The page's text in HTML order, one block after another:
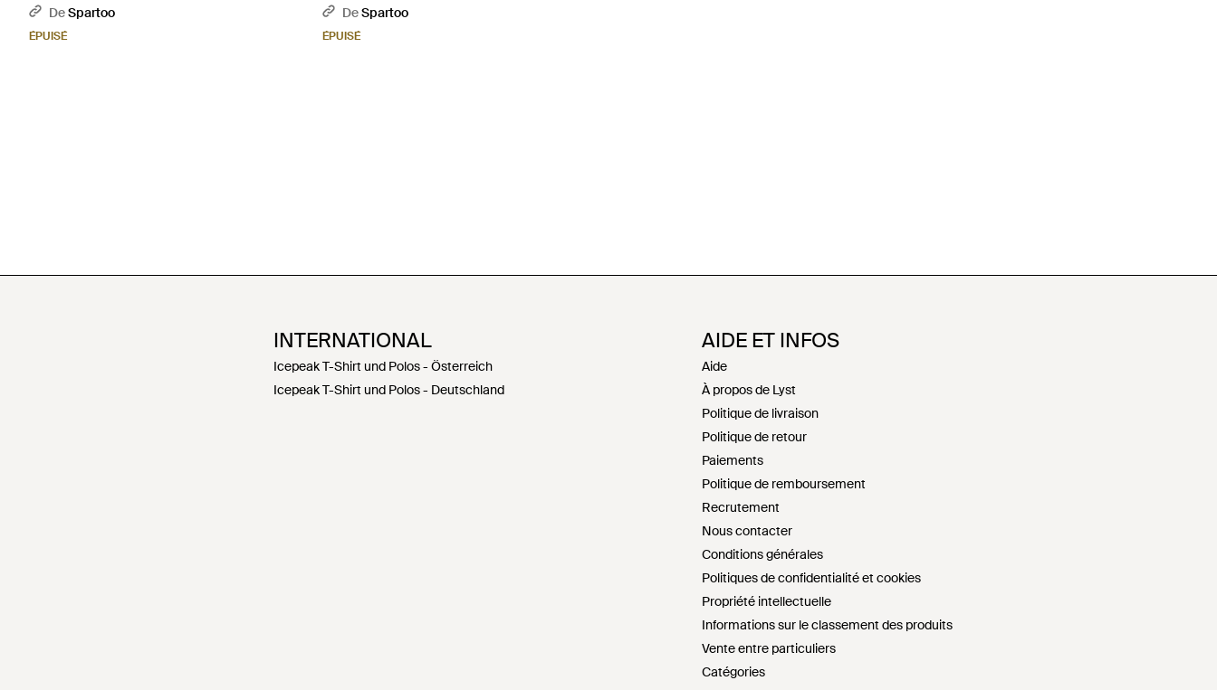
DeSpartoo
ÉPUISÉ
DeSpartoo
ÉPUISÉ
INTERNATIONAL
Icepeak T-Shirt und Polos - Österreich
Icepeak T-Shirt und Polos - Deutschland
AIDE ET INFOS
Aide
À propos de Lyst
Politique de livraison
Politique de retour
Paiements
Politique de remboursement
Recrutement
Nous contacter
Conditions générales
Politiques de confidentialité et cookies
Propriété intellectuelle
Informations sur le classement des produits
Vente entre particuliers
Catégories